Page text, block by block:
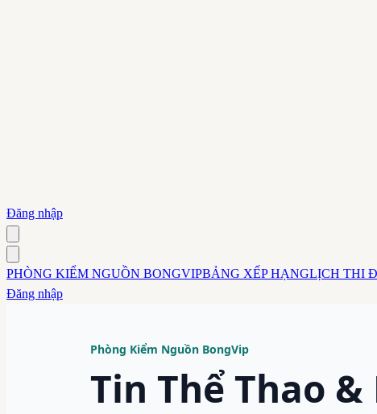
Đăng nhập
PHÒNG KIỂM NGUỒN BONGVIPBẢNG XẾP HẠNGLỊCH THI
Đăng nhập
Phòng Kiểm Nguồn BongVip
Tin Thể Thao